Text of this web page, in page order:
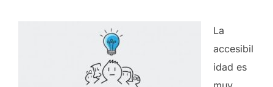
La
accesibil
idad es